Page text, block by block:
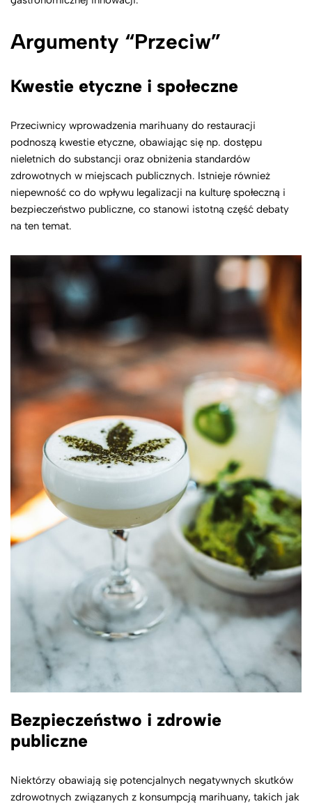
Argumenty “Przeciw”
Kwestie etyczne i społeczne
Przeciwnicy wprowadzenia marihuany do restauracji
podnoszą kwestie etyczne, obawiając się np. dostępu
nieletnich do substancji oraz obniżenia standardów
zdrowotnych w miejscach publicznych. Istnieje również
niepewność co do wpływu legalizacji na kulturę społeczną i
bezpieczeństwo publiczne, co stanowi istotną część debaty
na ten temat.
Bezpieczeństwo i zdrowie
publiczne
Niektórzy obawiają się potencjalnych negatywnych skutków
zdrowotnych związanych z konsumpcją marihuany, takich jak